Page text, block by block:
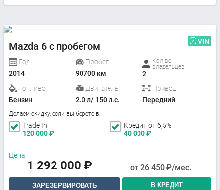
Mazda 6 с пробегом VIN
Год
2014
Пробег
90700 км
Кол-во
владельцев
2
Топливо
Бензин
Двигатель
2.0 л/ 150 л.с.
Привод
Передний
Делаем скидку, если вы берете в:
Trade In
120 000₽
Кредит от 6,5%
40 000₽
Цена:
1 292 000 ₽ от 26 450 ₽/мес.
ЗАРЕЗЕРВИРОВАТЬ В КРЕДИТ